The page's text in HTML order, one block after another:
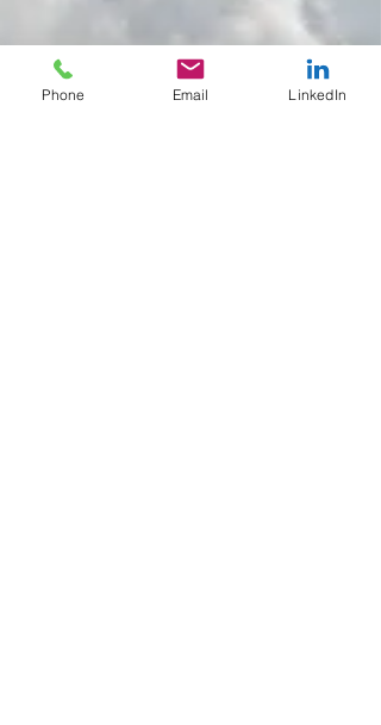
Fundamental Elements to
Recover from Workplace
Stress
Phone Email LinkedIn